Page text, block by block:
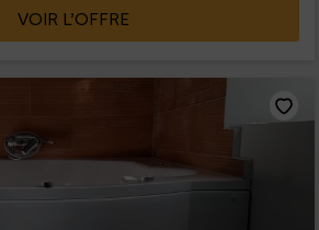
VOIR L’OFFRE